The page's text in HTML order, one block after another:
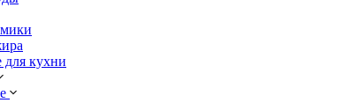
для кухни